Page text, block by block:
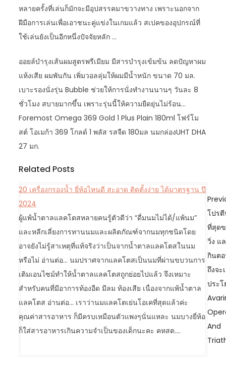
หลายครั้งที่เล่นก็มักจะมีอุปสรรคมาขวางทาง เพราะนอกจาก
ฝีมือการเล่นเพื่อเอาชนะคู่แข่งในเกมแล้ว สเปคของอุปกรณ์ที่
ใช้เล่นยังเป็นอีกหนึ่งปัจจัยหลัก …
ออยล์บำรุงเส้นผมสูตรพรีเมียม มีสารบำรุงเข้มข้น ลดปัญหาผม
แห้งเสีย ผมพันกัน เพิ่มวอลลุ่มให้ผมมีน้ำหนัก ขนาด 70 มล.
เบาะรองนั่งรุ่น Bubble ช่วยให้การนั่งทำงานนานๆ วันละ 8
ชั่วโมง สบายมากขึ้น เพราะรุ่นนี้ให้ความยืดยุ่นไม่ร้อน…
Foremost Omega 369 Gold 1 Plus Plain 180ml โฟร์โม
สต์ โอเมก้า 369 โกลด์ 1 พลัส รสจืด 180มล นมกล่องUHT DHA
27 มก.
Related Posts
20 เครื่องกรองน้ำ ยี่ห้อไหนดี สะอาด ติดตั้งง่าย ได้มาตรฐาน ปี
2024
ผู้แพ้น้ำตาลแลคโตสหลายคนรู้ตัวดีว่า “ดื่มนมไม่ได้/แพ้นม”
และหลีกเลี่ยงการทานนมและผลิตภัณฑ์จากนมทุกชนิดโดย
อาจยังไม่รู้สาเหตุที่แท้จริงว่าเป็นจากน้ำตาลแลคโตสในนม
หรือไม่ อ่านต่อ... นมปราศจากแลคโตสเป็นนมที่ผ่านขบวนการ
เติมเอนไซม์ทำให้น้ำตาลแลคโตสถูกย่อยไปแล้ว จึงเหมาะ
สำหรับคนที่มีอาการท้องอืด มีลม ท้องเสีย เนื่องจากแพ้น้ำตาล
แลคโตส อ่านต่อ... เราว่านมแลคโตเย่นโอเคที่สุดแล้วค่ะ
คุณค่าสารอาหาร ก็มีครบเหมือนตัวแพงๆนั่นแหละ นมบางยี่ห้อ
ก็ใส่สารอาหารเกินความจำเป็นของเด็กนะคะ คหสต.…
P
o
s
t
n
a
v
i
g
a
t
โปร
ที่สุด
วิ่ง แ
กินต
ถึงจะ
ประ
And